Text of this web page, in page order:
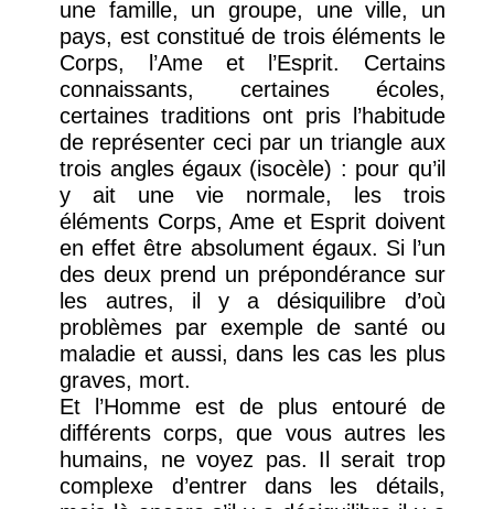
une famille, un groupe, une ville, un
pays, est constitué de trois éléments le
Corps, l’Ame et l’Esprit. Certains
connaissants, certaines écoles,
certaines traditions ont pris l’habitude
de représenter ceci par un triangle aux
trois angles égaux (isocèle) : pour qu’il
y ait une vie normale, les trois
éléments Corps, Ame et Esprit doivent
en effet être absolument égaux. Si l’un
des deux prend un prépondérance sur
les autres, il y a désiquilibre d’où
problèmes par exemple de santé ou
maladie et aussi, dans les cas les plus
graves, mort.
Et l’Homme est de plus entouré de
différents corps, que vous autres les
humains, ne voyez pas. Il serait trop
complexe d’entrer dans les détails,